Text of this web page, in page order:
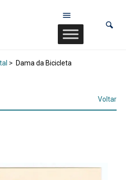
ferramentas
> Dama da Bicicleta
Voltar